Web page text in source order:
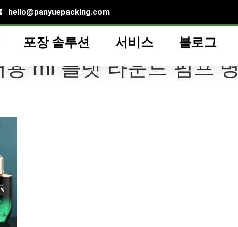
hello@panyuepacking.com
포장 솔루션 서비스 블로그
용 ml 플랫 라운드 펌프 병”
용 ml 플랫 라운드 펌프 병